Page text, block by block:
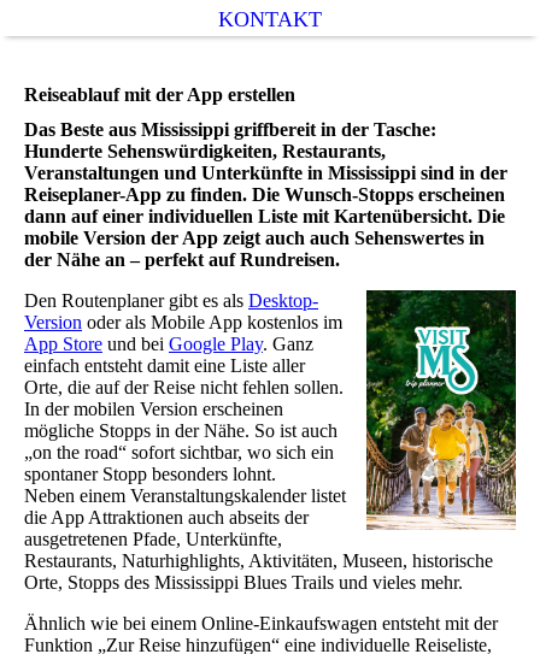
KONTAKT
Reiseablauf mit der App erstellen
Das Beste aus Mississippi griffbereit in der Tasche:
Hunderte Sehenswürdigkeiten, Restaurants,
Veranstaltungen und Unterkünfte in Mississippi sind in der
Reiseplaner-App zu finden. Die Wunsch-Stopps erscheinen
dann auf einer individuellen Liste mit Kartenübersicht. Die
mobile Version der App zeigt auch auch Sehenswertes in
der Nähe an – perfekt auf Rundreisen.
Den Routenplaner gibt es als Desktop-
Version oder als Mobile App kostenlos im
App Store und bei Google Play. Ganz
einfach entsteht damit eine Liste aller
Orte, die auf der Reise nicht fehlen sollen.
In der mobilen Version erscheinen
mögliche Stopps in der Nähe. So ist auch
„on the road“ sofort sichtbar, wo sich ein
spontaner Stopp besonders lohnt.
Neben einem Veranstaltungskalender listet
die App Attraktionen auch abseits der
ausgetretenen Pfade, Unterkünfte,
Restaurants, Naturhighlights, Aktivitäten, Museen, historische
Orte, Stopps des Mississippi Blues Trails und vieles mehr.
Ähnlich wie bei einem Online-Einkaufswagen entsteht mit der
Funktion „Zur Reise hinzufügen“ eine individuelle Reiseliste,